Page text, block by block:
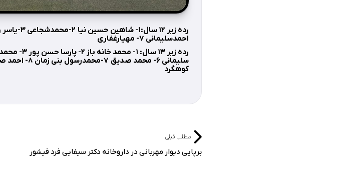
احمدسلیمانی ۷- مهیارغفاری
کوهگرد
مطلب قبلی
برپایی دیوار مهربانی در داروخانه دکتر سیفایی فرد فیشور